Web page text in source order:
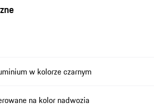
w kolorze czarnym
na kolor nadwozia